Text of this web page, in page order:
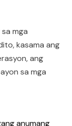
mga
kasama ang
ang
sa mga
anumang